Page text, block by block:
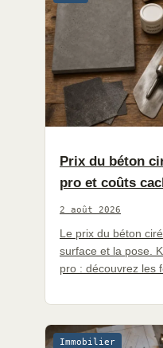
Prix du béton
pro et coûts
2 août 2026
Le prix du béton
surface et la pose.
pro : découvrez les
Immobilier